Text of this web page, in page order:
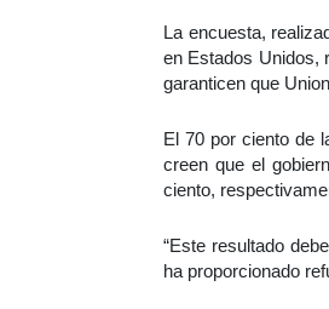
La encuesta,
en Estados Unidos,
garanticen que
El 70 por ciento de
creen que el
ciento,
“Este resultado
ha proporcionado